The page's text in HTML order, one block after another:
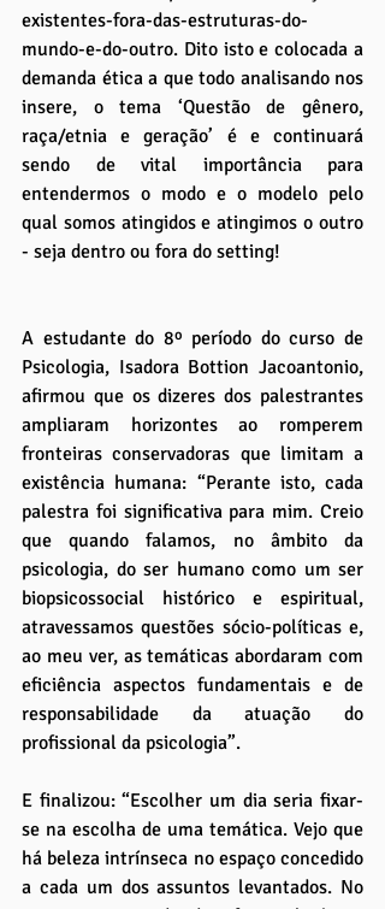
existentes-fora-das-estruturas-do-
mundo-e-do-outro. Dito isto e colocada a
demanda ética a que todo analisando nos
insere, o tema ‘Questão de gênero,
raça/etnia e geração’ é e continuará
sendo de vital importância para
entendermos o modo e o modelo pelo
qual somos atingidos e atingimos o outro
- seja dentro ou fora do setting!
A estudante do 8º período do curso de
Psicologia, Isadora Bottion Jacoantonio,
afirmou que os dizeres dos palestrantes
ampliaram horizontes ao romperem
fronteiras conservadoras que limitam a
existência humana: “Perante isto, cada
palestra foi significativa para mim. Creio
que quando falamos, no âmbito da
psicologia, do ser humano como um ser
biopsicossocial histórico e espiritual,
atravessamos questões sócio-políticas e,
ao meu ver, as temáticas abordaram com
eficiência aspectos fundamentais e de
responsabilidade da atuação do
profissional da psicologia”.
E finalizou: “Escolher um dia seria fixar-
se na escolha de uma temática. Vejo que
há beleza intrínseca no espaço concedido
a cada um dos assuntos levantados. No